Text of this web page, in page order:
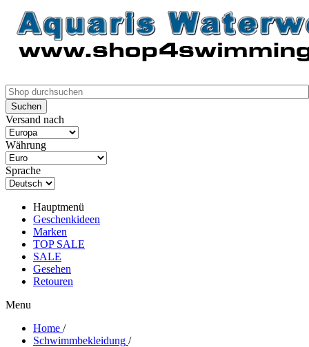
Versand nach
Währung
Sprache
Hauptmenü
Geschenkideen
Marken
TOP SALE
SALE
Gesehen
Retouren
Menu
Home /
Schwimmbekleidung /